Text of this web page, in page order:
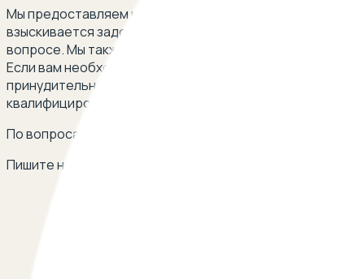
Мы предоставляем юридическую помощь в
взыскивается задолженность по алиментам, когда
вопросе. Мы также консультируем по вопросам
Если вам необходимо понять, какие нормативные
принудительного исполнения судебных актов, мы
квалифицированной юридической помощи в сложных
По вопросам сотрудничества
Пишите на